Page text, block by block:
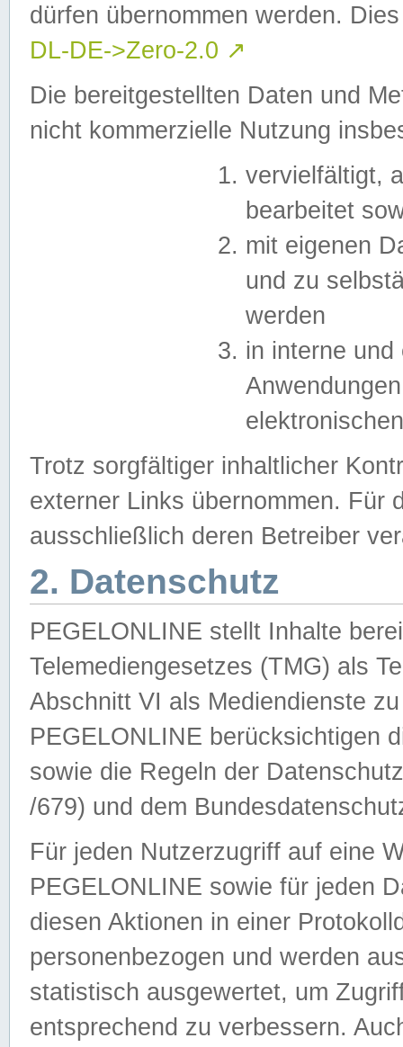
dürfen übernommen werden.
DL-DE->Zero-2.0 ↗
Die bereitgestellten Daten und
nicht kommerzielle Nutzung
vervielfältigt,
bearbeitet
mit eigenen
und zu
werden
in interne
Trotz sorgfältiger inhaltlicher
externer Links übernommen. Für
ausschließlich deren Betreiber
2. Datenschutz
PEGELONLINE stellt Inhalte
Telemediengesetzes (TMG) als
Abschnitt VI als Mediendienste
PEGELONLINE berücksichtigen
sowie die Regeln der
/679) und dem
Für jeden Nutzerzugriff auf eine
PEGELONLINE sowie für jeden
diesen Aktionen in einer
personenbezogen und werden
statistisch ausgewertet, um
entsprechend zu verbessern.